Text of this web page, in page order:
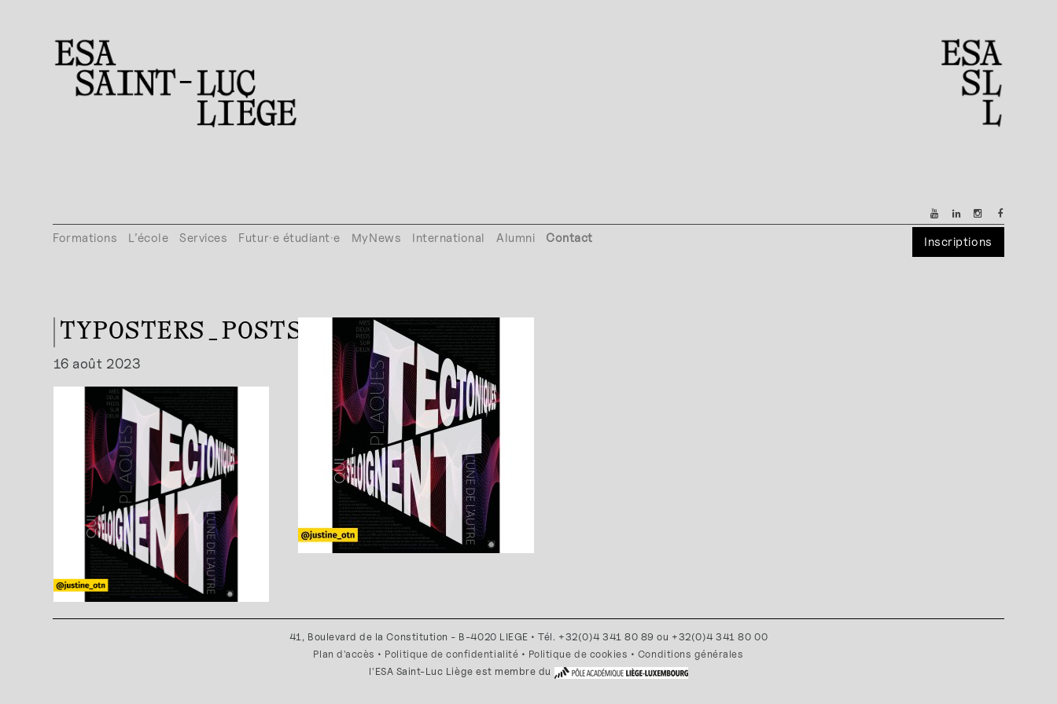
Formations L’école Services Futur·e étudiant·e MyNews International Alumni Contact Inscriptions
TYPOSTERS_POSTS_PUB_20227
16 août 2023
41, Boulevard de la Constitution - B-4020 LIEGE • Tél. +32(0)4 341 80 89 ou +32(0)4 341 80 00
Plan d'accès • Politique de confidentialité • Politique de cookies • Conditions générales
l'ESA Saint-Luc Liège est membre du